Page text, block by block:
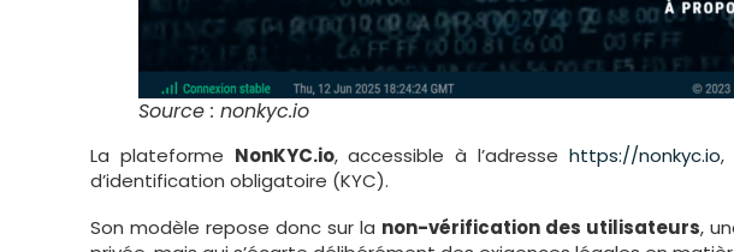
Source : nonkyc.io
La plateforme NonKYC.io, accessible à l’adresse https://nonkyc.io,
d’identification obligatoire (KYC).
Son modèle repose donc sur la non-vérification des utilisateurs,